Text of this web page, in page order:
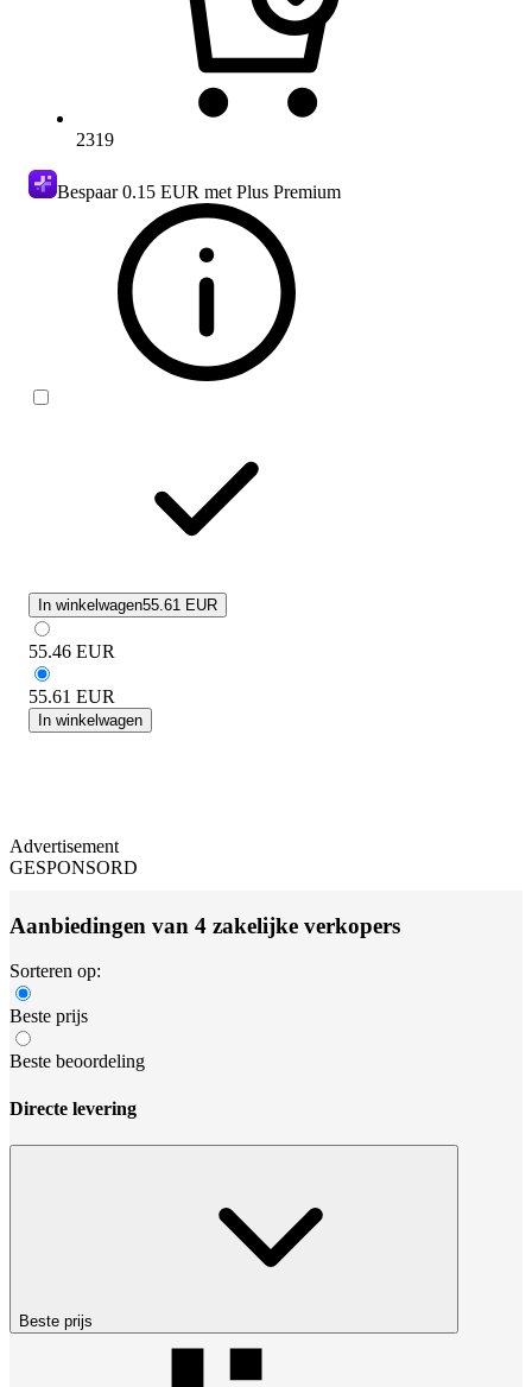
2319
Bespaar0.15 EUR met Plus Premium
In winkelwagen55.61 EUR
55.46 EUR
55.61 EUR
In winkelwagen
Advertisement
GESPONSORD
Aanbiedingen van 4 zakelijke verkopers
Sorteren op:
Beste prijs
Beste beoordeling
Directe levering
Beste prijs